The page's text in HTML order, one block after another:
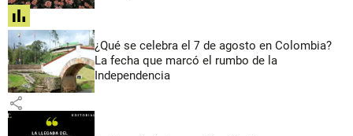
share
¿Qué se celebra el 7 de agosto en Colombia?
La fecha que marcó el rumbo de la
Independencia
share